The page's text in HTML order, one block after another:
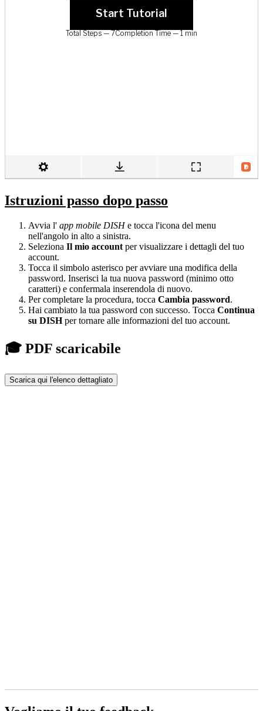
Istruzioni passo dopo passo
Avvia l' app mobile DISHe tocca l'icona del menu
nell'angolo in alto a sinistra.
Seleziona Il mio account per visualizzare i dettagli del tuo
account.
Tocca il simbolo asterisco per avviare una modifica della
password. Inserisci la tua nuova password (minimo otto
caratteri) e confermala inserendola di nuovo.
Per completare la procedura, tocca Cambia password.
Hai cambiato la tua password con successo. Tocca Continua
su DISHper tornare alle informazioni del tuo account.
🎓 PDF scaricabile
Scarica qui l'elenco dettagliato